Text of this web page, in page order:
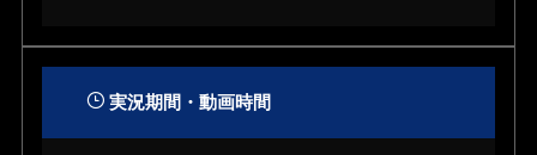
実況期間・動画時間